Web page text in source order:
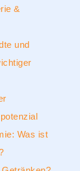
&
und
Was ist